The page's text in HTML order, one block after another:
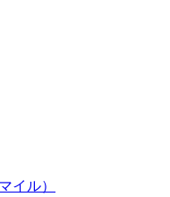
イル）